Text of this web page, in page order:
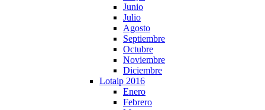
Junio
Julio
Agosto
Septiembre
Octubre
Noviembre
Diciembre
Lotaip 2016
Enero
Febrero